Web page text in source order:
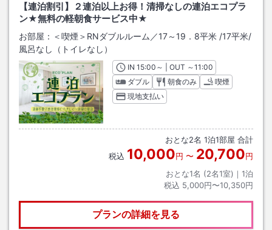
【連泊割引】２連泊以上お得！清掃なしの連泊エコプラ
ン★無料の軽朝食サービス中★
お部屋： ＜喫煙＞RNダブルルーム／17～19．8平米 /17平米/
風呂なし（トイレなし）
INチェックイン
15:00 ～ | OUT チェックアウト
～11:00
ダブル
朝食のみ
喫煙
現地支払い
おとな2名 1泊1部屋 合計
税込 10,000円 〜 20,700円
おとな1名 (2名1室)｜ 1泊
税込 5,000円〜10,350円
プランの詳細を見る